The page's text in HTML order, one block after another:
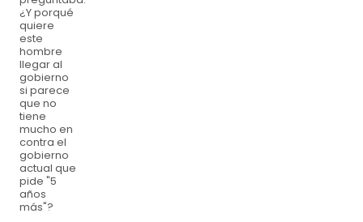
¿Y porqué
quiere
este
hombre
llegar al
gobierno
si parece
que no
tiene
mucho en
contra el
gobierno
actual que
pide "5
años
más"?